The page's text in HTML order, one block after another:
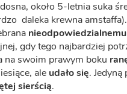
około 5-letnia suka
daleka krewna amstaffa).
gdy tego najbardziej
na swoim prawym boku
ale udało się.
sierścią.